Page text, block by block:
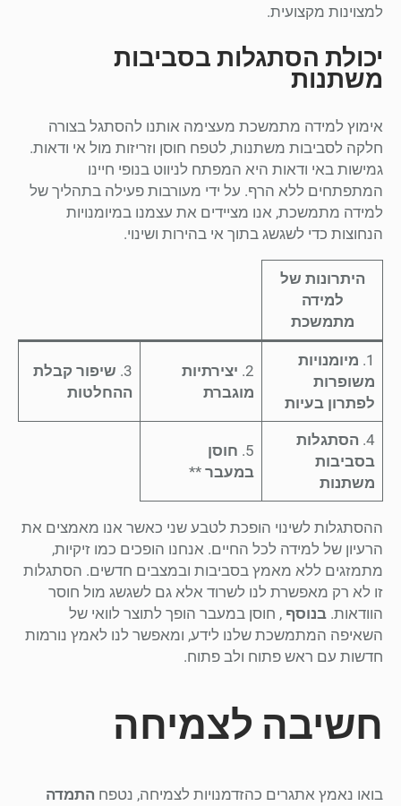
למצוינות מקצועית.
יכולת הסתגלות בסביבות
משתנות
אימוץ למידה מתמשכת מעצימה אותנו להסתגל בצורה
חלקה לסביבות משתנות, לטפח חוסן וזריזות מול אי ודאות.
גמישות באי ודאות היא המפתח לניווט בנופי חיינו
המתפתחים ללא הרף. על ידי מעורבות פעילה בתהליך של
למידה מתמשכת, אנו מציידים את עצמנו במיומנויות
הנחוצות כדי לשגשג בתוך אי בהירות ושינוי.
היתרונות של
למידה
מתמשכת
1. מיומנויות
משופרות
לפתרון בעיות
2. יצירתיות
מוגברת
3. שיפור קבלת
ההחלטות
4. הסתגלות
בסביבות
משתנות
5. חוסן
במעבר **
ההסתגלות לשינוי הופכת לטבע שני כאשר אנו מאמצים את
הרעיון של למידה לכל החיים. אנחנו הופכים כמו זיקיות,
מתמזגים ללא מאמץ בסביבות ובמצבים חדשים. הסתגלות
זו לא רק מאפשרת לנו לשרוד אלא גם לשגשג מול חוסר
הוודאות. בנוסף , חוסן במעבר הופך לתוצר לוואי של
השאיפה המתמשכת שלנו לידע, ומאפשר לנו לאמץ נורמות
חדשות עם ראש פתוח ולב פתוח.
חשיבה לצמיחה
בואו נאמץ אתגרים כהזדמנויות לצמיחה, נטפח התמדה